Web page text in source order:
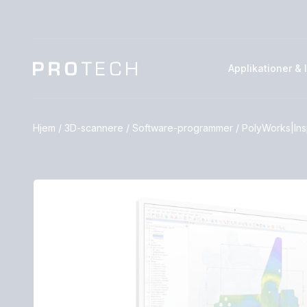
Applikationer &
Hjem / 3D-scannere / Software-programmer /